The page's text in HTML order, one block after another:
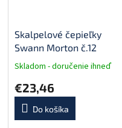
Skalpelové čepieľky
Swann Morton č.12
Skladom - doručenie ihneď
€23,46
Do košíka